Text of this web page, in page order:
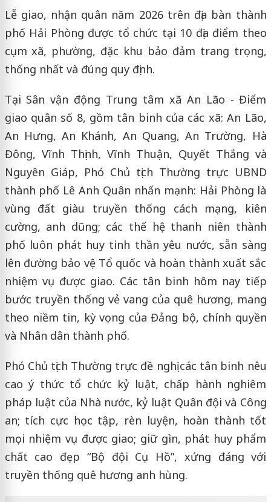
Lễ giao, nhận quân năm 2026 trên địa bàn thành
phố Hải Phòng được tổ chức tại 10 địa điểm theo
cụm xã, phường, đặc khu bảo đảm trang trọng,
thống nhất và đúng quy định.
Tại Sân vận động Trung tâm xã An Lão - Điểm
giao quân số 8, gồm tân binh của các xã: An Lão,
An Hưng, An Khánh, An Quang, An Trường, Hà
Đông, Vĩnh Thịnh, Vĩnh Thuận, Quyết Thắng và
Nguyên Giáp, Phó Chủ tịch Thường trực UBND
thành phố Lê Anh Quân nhấn mạnh: Hải Phòng là
vùng đất giàu truyền thống cách mạng, kiên
cường, anh dũng; các thế hệ thanh niên thành
phố luôn phát huy tinh thần yêu nước, sẵn sàng
lên đường bảo vệ Tổ quốc và hoàn thành xuất sắc
nhiệm vụ được giao. Các tân binh hôm nay tiếp
bước truyền thống vẻ vang của quê hương, mang
theo niềm tin, kỳ vọng của Đảng bộ, chính quyền
và Nhân dân thành phố.
Phó Chủ tịch Thường trực đề nghị các tân binh nêu
cao ý thức tổ chức kỷ luật, chấp hành nghiêm
pháp luật của Nhà nước, kỷ luật Quân đội và Công
an; tích cực học tập, rèn luyện, hoàn thành tốt
mọi nhiệm vụ được giao; giữ gìn, phát huy phẩm
chất cao đẹp “Bộ đội Cụ Hồ”, xứng đáng với
truyền thống quê hương anh hùng.